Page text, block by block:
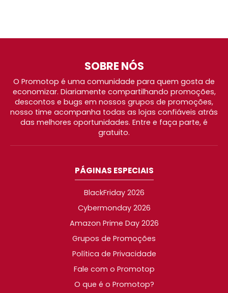
SOBRE NÓS
O Promotop é uma comunidade para quem gosta de
economizar. Diariamente compartilhando promoções,
descontos e bugs em nossos grupos de promoções,
nosso time acompanha todas as lojas confiáveis atrás
das melhores oportunidades. Entre e faça parte, é
gratuito.
PÁGINAS ESPECIAIS
BlackFriday 2026
Cybermonday 2026
Amazon Prime Day 2026
Grupos de Promoções
Política de Privacidade
Fale com o Promotop
O que é o Promotop?